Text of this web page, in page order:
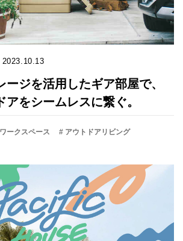
2023.10.13
ージを活用したギア部屋で、
アをシームレスに繋ぐ。
ークスペース # アウトドアリビング